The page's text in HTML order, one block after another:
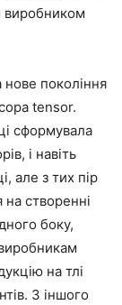
виробником
покоління
tensor.
сформувала
і навіть
але з тих пір
створенні
боку,
на тлі
З іншого